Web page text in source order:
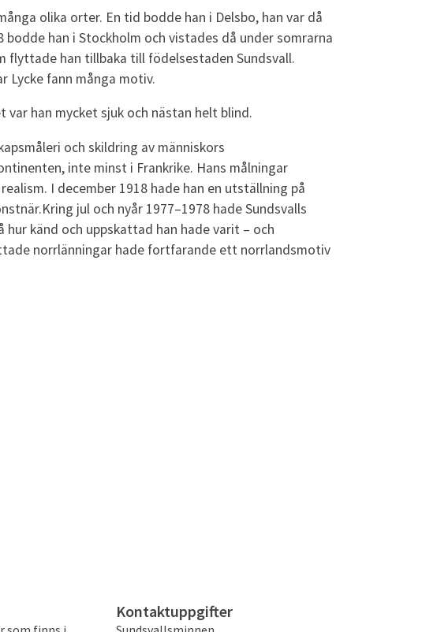
olika orter. En tid bodde han i Delsbo, han var då
han i Stockholm och vistades då under somrarna
flyttade han tillbaka till födelsestaden Sundsvall.
Lycke fann många motiv.
var han mycket sjuk och nästan helt blind.
och skildring av människors
inte minst i Frankrike. Hans målningar
I december 1918 hade han en utställning på
jul och nyår 1977–1978 hade Sundsvalls
hur känd och uppskattad han hade varit – och
norrlänningar hade fortfarande ett norrlandsmotiv
Kontaktuppgifter